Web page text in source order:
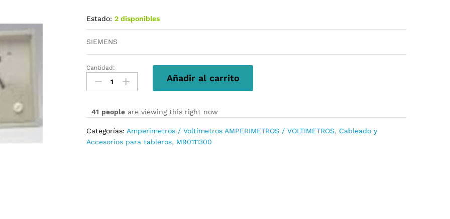
Estado: 2 disponibles
SIEMENS
M90111300
cantidad
Cantidad:
Añadir al carrito
41 people are viewing this right now
Categorías:Amperimetros / Voltimetros AMPERIMETROS / VOLTIMETROS, Cableado y
Accesorios para tableros, M90111300